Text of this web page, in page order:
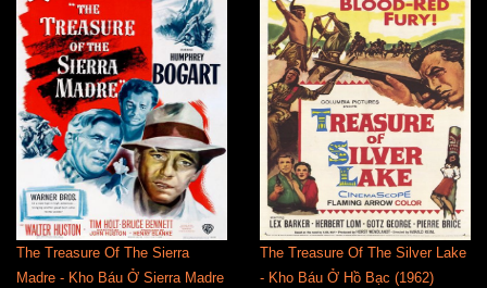
The Treasure Of The Sierra
Madre - Kho Báu Ở Sierra Madre
The Treasure Of The Silver Lake
- Kho Báu Ở Hồ Bạc (1962)